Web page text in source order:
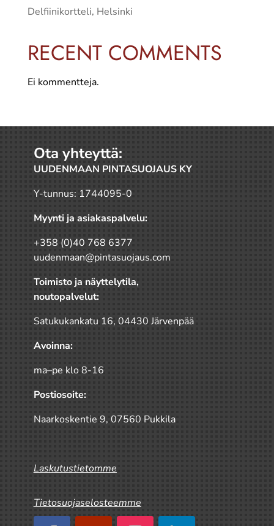
Delfiinikortteli, Helsinki
RECENT COMMENTS
Ei kommentteja.
Ota yhteyttä:
UUDENMAAN PINTASUOJAUS KY
Y-tunnus: 1744095-0
Myynti ja asiakaspalvelu:
+358 (0)40 768 6377
uudenmaan@pintasuojaus.com
Toimisto ja näyttelytila,
noutopalvelut:
Satukukankatu 16, 04430 Järvenpää
Avoinna:
ma–pe klo 8-16
Postiosoite:
Naarkoskentie 9, 07560 Pukkila
Laskutustietomme
Tietosuojaselosteemme